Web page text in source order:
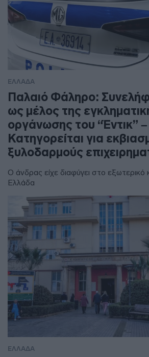
ΕΛΛΑΔΑ
Παλαιό Φάληρο:
ως μέλος της
οργάνωσης του “Έντικ” –
Κατηγορείται για
ξυλοδαρμούς
Ο άνδρας είχε διαφύγει στο
Ελλάδα
ΕΛΛΑΔΑ